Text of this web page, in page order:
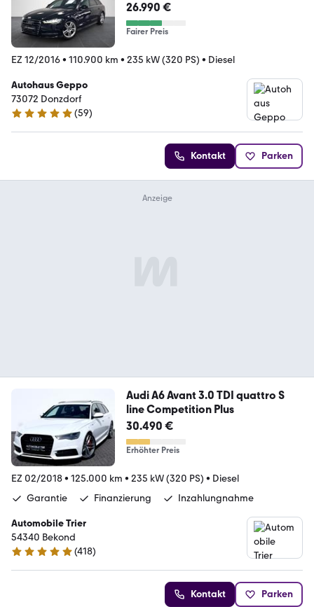
26.990 €
Fairer Preis
EZ 12/2016• 110.900 km • 235 kW (320 PS) • Diesel
Autohaus Geppo
73072 Donzdorf
5 Sterne
(59)
Kontakt Parken
Audi A6 Avant 3.0 TDI quattro S
line Competition Plus
30.490 €
Erhöhter Preis
EZ 02/2018• 125.000 km • 235 kW (320 PS) • Diesel
Garantie
Finanzierung Inzahlungnahme
Automobile Trier
54340 Bekond
4.9 Sterne
(418)
Kontakt Parken